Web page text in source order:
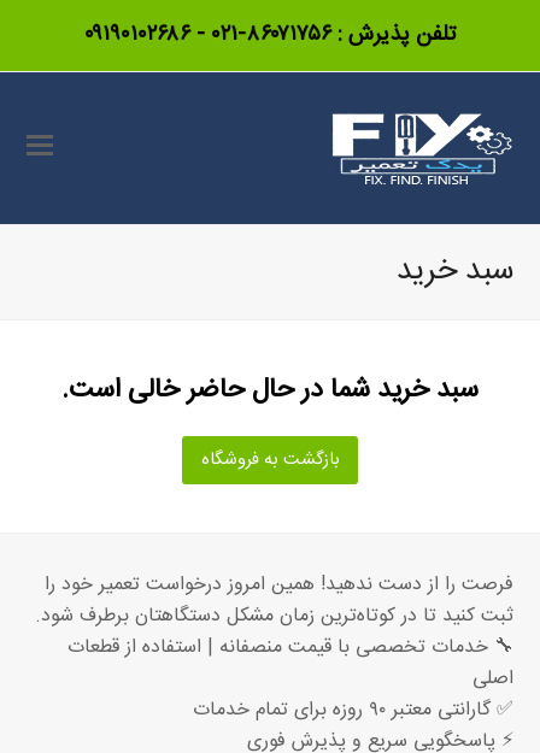
تلفن پذیرش :۸۶۰۷۱۷۵۶-۰۲۱ -۰۹۱۹۰۱۰۲۶۸۶
سبد خرید
سبد خرید شما در حال حاضر خالی است.
بازگشت به فروشگاه
فرصت را از دست ندهید! همین امروز درخواست تعمیر خود را
ثبت کنید تا در کوتاه‌ترین زمان مشکل دستگاهتان برطرف شود.
🔧 خدمات تخصصی با قیمت منصفانه | استفاده از قطعات
اصلی
✅ گارانتی معتبر ۹۰ روزه برای تمام خدمات
⚡ پاسخگویی سریع و پذیرش فوری